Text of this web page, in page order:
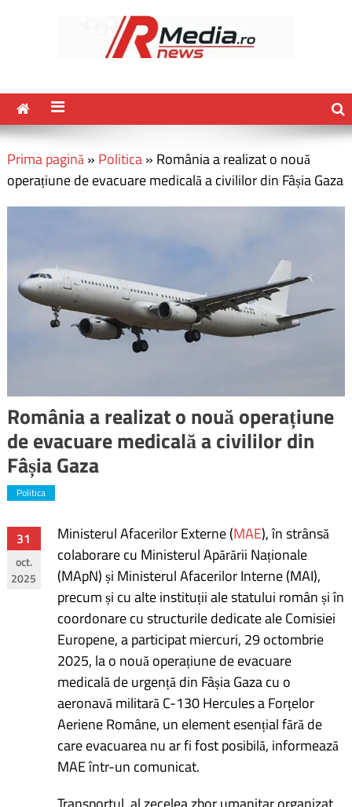
Prima pagină» Politica» România a realizat o nouă
operațiune de evacuare medicală a civililor din Fâșia Gaza
România a realizat o nouă operațiune
de evacuare medicală a civililor din
Fâșia Gaza
Politica
31
oct.
2025
Ministerul Afacerilor Externe (MAE), în strânsă
colaborare cu Ministerul Apărării Naționale
(MApN) și Ministerul Afacerilor Interne (MAI),
precum și cu alte instituții ale statului român și în
coordonare cu structurile dedicate ale Comisiei
Europene, a participat miercuri, 29 octombrie
2025, la o nouă operațiune de evacuare
medicală de urgență din Fâșia Gaza cu o
aeronavă militară C-130 Hercules a Forțelor
Aeriene Române, un element esențial fără de
care evacuarea nu ar fi fost posibilă, informează
MAE într-un comunicat.
Navigare
în
articole